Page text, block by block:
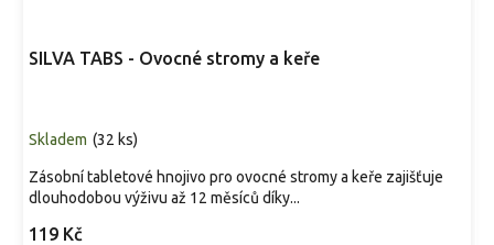
SILVA TABS - Ovocné stromy a keře
Skladem (32 ks)
119 Kč
Zásobní tabletové hnojivo pro ovocné stromy a keře zajišťuje
dlouhodobou výživu až 12 měsíců díky...